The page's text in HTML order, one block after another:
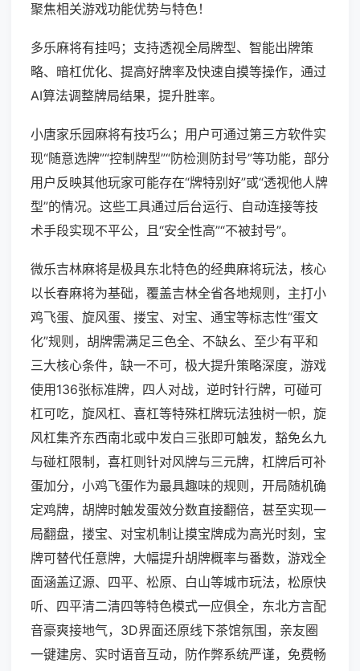
聚焦相关游戏功能优势与特色！
多乐麻将有挂吗；支持透视全局牌型、智能出牌策
略、暗杠优化、提高好牌率及快速自摸等操作，通过
AI算法调整牌局结果，提升胜率。
小唐家乐园麻将有技巧么；用户可通过第三方软件实
现“随意选牌”“控制牌型”“防检测防封号”等功能，部分
用户反映其他玩家可能存在“牌特别好”或“透视他人牌
型”的情况。这些工具通过后台运行、自动连接等技
术手段实现不平公，且“安全性高”“不被封号”。
微乐吉林麻将是极具东北特色的经典麻将玩法，核心
以长春麻将为基础，覆盖吉林全省各地规则，主打小
鸡飞蛋、旋风蛋、搂宝、对宝、通宝等标志性“蛋文
化”规则，胡牌需满足三色全、不缺幺、至少有平和
三大核心条件，缺一不可，极大提升策略深度，游戏
使用136张标准牌，四人对战，逆时针行牌，可碰可
杠可吃，旋风杠、喜杠等特殊杠牌玩法独树一帜，旋
风杠集齐东西南北或中发白三张即可触发，豁免幺九
与碰杠限制，喜杠则针对风牌与三元牌，杠牌后可补
蛋加分，小鸡飞蛋作为最具趣味的规则，开局随机确
定鸡牌，胡牌时触发蛋效分数直接翻倍，甚至实现一
局翻盘，搂宝、对宝机制让摸宝牌成为高光时刻，宝
牌可替代任意牌，大幅提升胡牌概率与番数，游戏全
面涵盖辽源、四平、松原、白山等城市玩法，松原快
听、四平清二清四等特色模式一应俱全，东北方言配
音豪爽接地气，3D界面还原线下茶馆氛围，亲友圈
一键建房、实时语音互动，防作弊系统严谨，免费畅